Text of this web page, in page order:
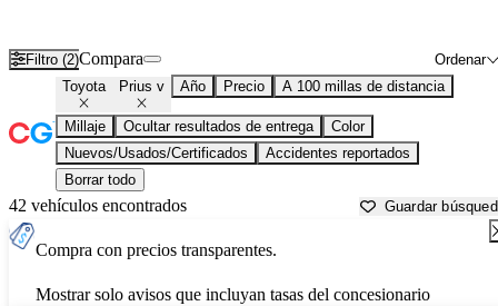
Filtro (2) Ordenar
Compara
Toyota Prius v Año Precio A 100 millas de distancia
Millaje Ocultar resultados de entrega
Color
Nuevos/Usados/Certificados
Accidentes reportados
Borrar todo
42 vehículos encontrados Guardar
Compra con precios transparentes.
Mostrar solo avisos que incluyan tasas del concesionario